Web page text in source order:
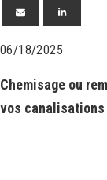
06/18/2025
Chemisage ou
vos canalisations